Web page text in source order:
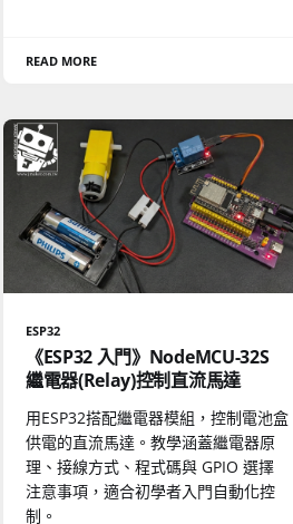
READ MORE
ESP32
《ESP32 入門》NodeMCU-32S
繼電器(Relay)控制直流馬達
用ESP32搭配繼電器模組，控制電池盒
供電的直流馬達。教學涵蓋繼電器原
理、接線方式、程式碼與 GPIO 選擇
注意事項，適合初學者入門自動化控
制。